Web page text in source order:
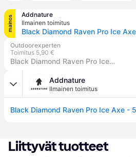
mainos
Addnature
Ilmainen toimitus
Black Diamond Raven Pro Ice
Outdoorexperten
Toimitus 5,90 €
Black Diamond Raven Pro Ice Axe - 55 cm
Addnature
Ilmainen toimitus
Black Diamond Raven Pro Ice Axe -
Liittyvät tuotteet